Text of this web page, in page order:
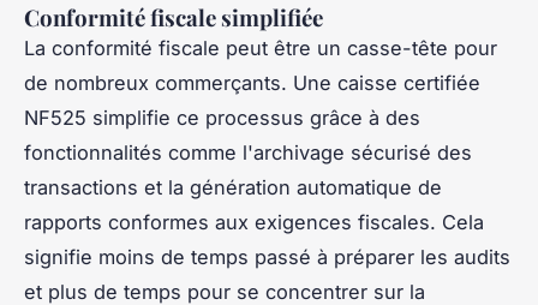
Conformité fiscale simplifiée
La conformité fiscale peut être un casse-tête pour
de nombreux commerçants. Une caisse certifiée
NF525 simplifie ce processus grâce à des
fonctionnalités comme l'archivage sécurisé des
transactions et la génération automatique de
rapports conformes aux exigences fiscales. Cela
signifie moins de temps passé à préparer les audits
et plus de temps pour se concentrer sur la